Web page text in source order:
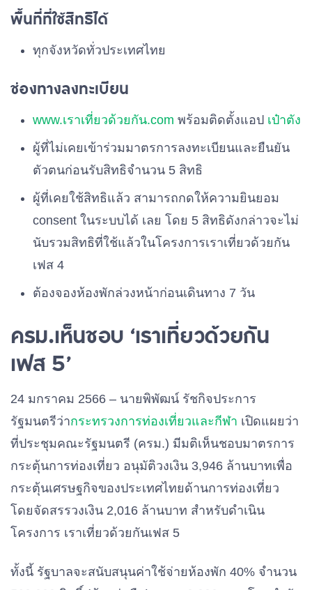
พื้นที่ที่ใช้สิทธิได้
ทุกจังหวัดทั่วประเทศไทย
ช่องทางลงทะเบียน
www.เราเที่ยวด้วยกัน.com พร้อมติดตั้งแอป เป๋าตัง
ผู้ที่ไม่เคยเข้าร่วมมาตรการลงทะเบียนและยืนยัน
ตัวตนก่อนรับสิทธิจำนวน 5 สิทธิ
ผู้ที่เคยใช้สิทธิแล้ว สามารถกดให้ความยินยอม
consent ในระบบได้ เลย โดย 5 สิทธิดังกล่าวจะไม่
นับรวมสิทธิที่ใช้แล้วในโครงการเราเที่ยวด้วยกัน
เฟส 4
ต้องจองห้องพักล่วงหน้าก่อนเดินทาง 7 วัน
ครม.เห็นชอบ ‘เราเที่ยวด้วยกัน
เฟส 5’
24 มกราคม 2566 – นายพิพัฒน์ รัชกิจประการ
รัฐมนตรีว่ากระทรวงการท่องเที่ยวและกีฬา เปิดแผยว่า
ที่ประชุมคณะรัฐมนตรี (ครม.) มีมติเห็นชอบมาตรการ
กระตุ้นการท่องเที่ยว อนุมัติวงเงิน 3,946 ล้านบาทเพื่อ
กระตุ้นเศรษฐกิจของประเทศไทยด้านการท่องเที่ยว
โดยจัดสรรวงเงิน 2,016 ล้านบาท สำหรับดำเนิน
โครงการ เราเที่ยวด้วยกันเฟส 5
ทั้งนี้ รัฐบาลจะสนับสนุนค่าใช้จ่ายห้องพัก 40% จำนวน